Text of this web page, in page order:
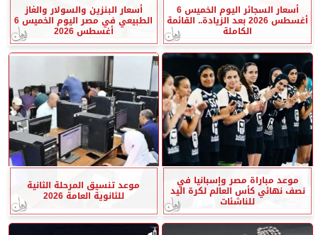
أسعار السجائر اليوم الخميس 6
أغسطس 2026 بعد الزيادة.. القائمة
الكاملة
أسعار البنزين والسولار والغاز
الطبيعي في مصر اليوم الخميس 6
أغسطس 2026
موعد مباراة مصر وإسبانيا في
نصف نهائي كأس العالم لكرة اليد
للناشئات
موعد تنسيق المرحلة الثانية
للثانوية العامة 2026